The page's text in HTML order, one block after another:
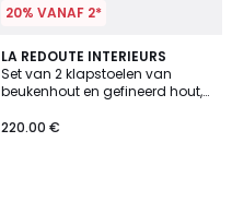
20% VANAF 2*
LA REDOUTE INTERIEURS
Set van 2 klapstoelen van
beukenhout en gefineerd hout,
220.00 €
4.8
/ 5
2
Kleuren